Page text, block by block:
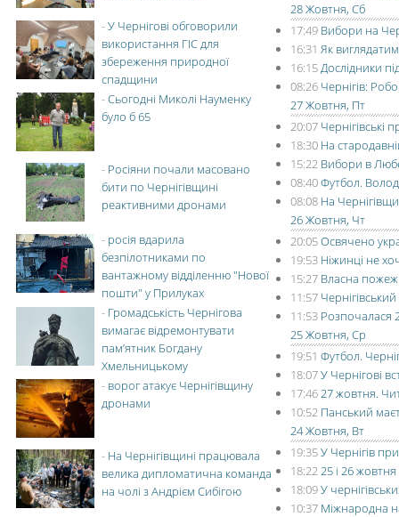
28 Жовтня, Сб
17:49 Вибори на
16:31 Як
16:15Дослідники
08:26 Чернігів:
27 Жовтня, Пт
20:07 Чернігівські
18:30 На
15:22 Вибори в
08:40Футбол.
08:08 На
26 Жовтня, Чт
20:05Освячено
19:53 Ніжинці не
15:27 Власна
11:57
11:53 Розпочалася
25 Жовтня, Ср
19:51 Футбол.
18:07У Чернігові
17:4627 жовтня.
10:52 Панський
24 Жовтня, Вт
19:35У Чернігів
18:2225 і 26
18:09У
10:37 Міжнародна
-У Чернігові обговорили
використання ГІС для
збереження природної
спадщини
-Сьогодні Миколі Науменку
було б 65
- Росіяни почали масовано
бити по Чернігівщині
реактивними дронами
- росія вдарила
безпілотниками по
вантажному відділенню "Нової
пошти" у Прилуках
- Громадськість Чернігова
вимагає відремонтувати
пам’ятник Богдану
Хмельницькому
- ворог атакує Чернігівщину
дронами
- На Чернігівщині працювала
велика дипломатична команда
на чолі з Андрієм Сибігою